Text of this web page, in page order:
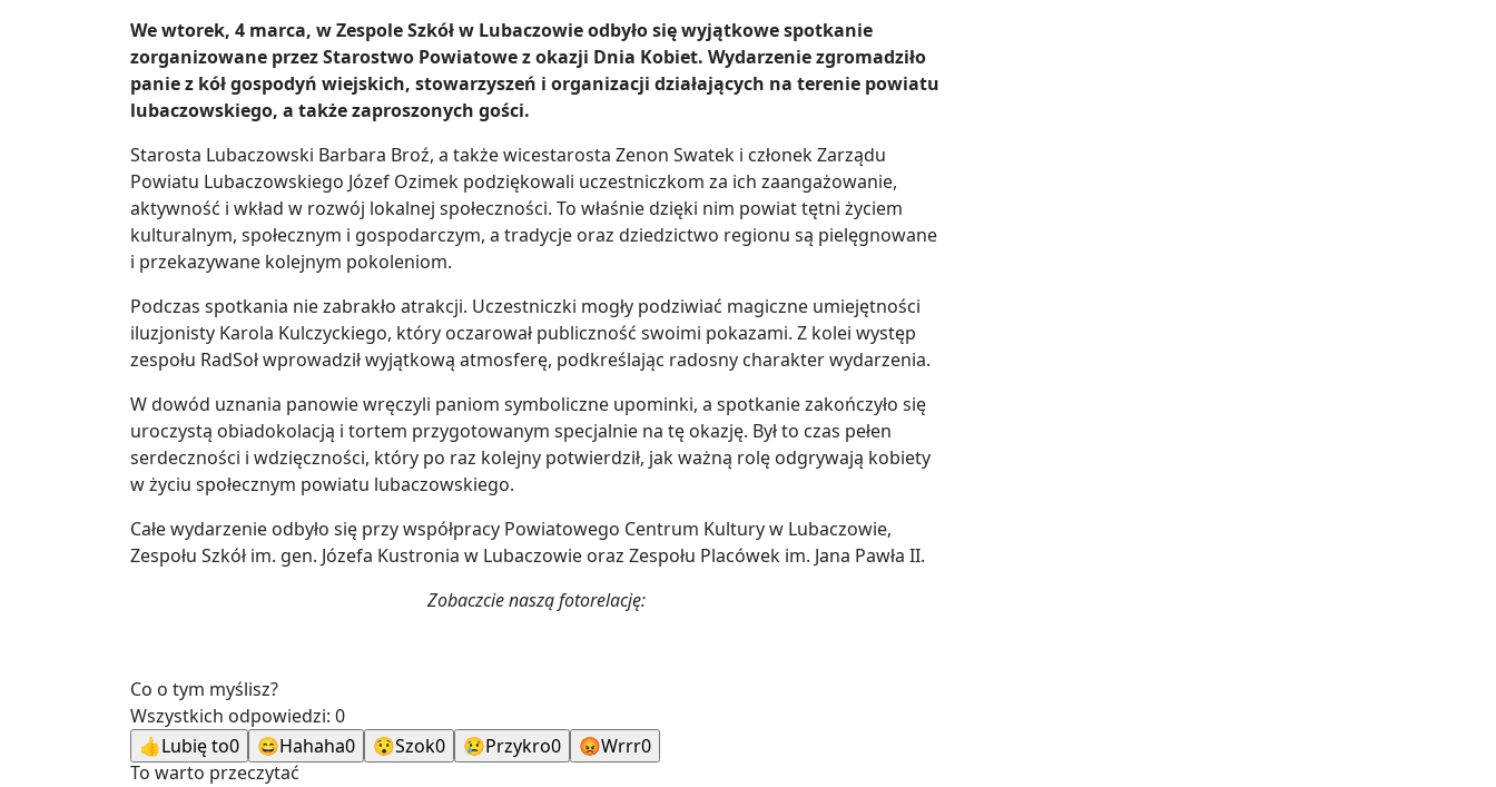
We wtorek, 4 marca, w Zespole Szkół w Lubaczowie odbyło się wyjątkowe spotkanie
zorganizowane przez Starostwo Powiatowe z okazji Dnia Kobiet. Wydarzenie zgromadziło
panie z kół gospodyń wiejskich, stowarzyszeń i organizacji działających na terenie powiatu
lubaczowskiego, a także zaproszonych gości.
Starosta Lubaczowski Barbara Broź, a także wicestarosta Zenon Swatek i członek Zarządu
Powiatu Lubaczowskiego Józef Ozimek podziękowali uczestniczkom za ich zaangażowanie,
aktywność i wkład w rozwój lokalnej społeczności. To właśnie dzięki nim powiat tętni życiem
kulturalnym, społecznym i gospodarczym, a tradycje oraz dziedzictwo regionu są pielęgnowane
i przekazywane kolejnym pokoleniom.
Podczas spotkania nie zabrakło atrakcji. Uczestniczki mogły podziwiać magiczne umiejętności
iluzjonisty Karola Kulczyckiego, który oczarował publiczność swoimi pokazami. Z kolei występ
zespołu RadSoł wprowadził wyjątkową atmosferę, podkreślając radosny charakter wydarzenia.
W dowód uznania panowie wręczyli paniom symboliczne upominki, a spotkanie zakończyło się
uroczystą obiadokolacją i tortem przygotowanym specjalnie na tę okazję. Był to czas pełen
serdeczności i wdzięczności, który po raz kolejny potwierdził, jak ważną rolę odgrywają kobiety
w życiu społecznym powiatu lubaczowskiego.
Całe wydarzenie odbyło się przy współpracy Powiatowego Centrum Kultury w Lubaczowie,
Zespołu Szkół im. gen. Józefa Kustronia w Lubaczowie oraz Zespołu Placówek im. Jana Pawła II.
Zobaczcie naszą fotorelację:
Co o tym myślisz?
Wszystkich odpowiedzi: 0
👍Lubię to0 😄Hahaha0 😯Szok0 😢Przykro0 😡Wrrr0
To warto przeczytać